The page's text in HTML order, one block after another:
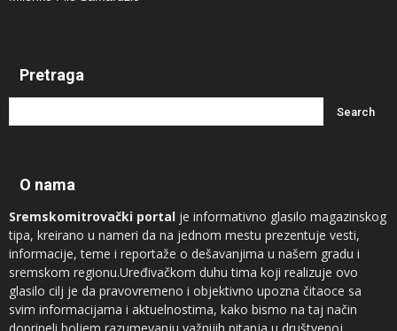
Pretraga
O nama
Sremskomitrovački portal je informativno glasilo magazinskog
tipa, kreirano u nameri da na jednom mestu prezentuje vesti,
informacije, teme i reportaže o dešavanjima u našem gradu i
sremskom regionu.Uređivačkom duhu tima koji realizuje ovo
glasilo cilj je da pravovremeno i objektivno upozna čitaoce sa
svim informacijama i aktuelnostima, kako bismo na taj način